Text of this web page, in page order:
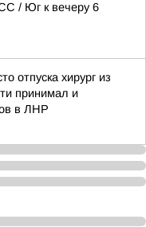
/ Юг к вечеру 6
отпуска хирург из
принимал и
в ЛНР